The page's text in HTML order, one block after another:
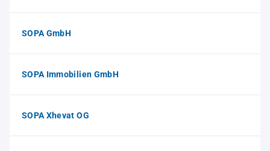
SOPA GmbH
SOPA Immobilien GmbH
SOPA Xhevat OG